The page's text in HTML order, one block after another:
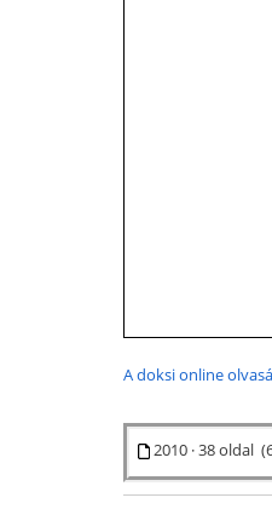
A doksi online
2010 · 38 oldal